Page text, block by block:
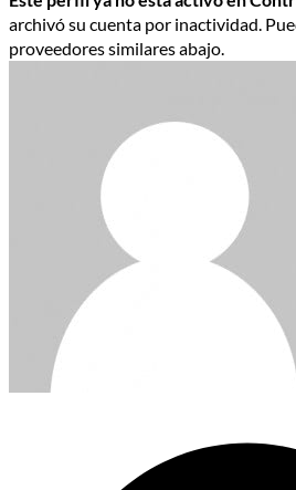
archivó su cuenta por inactividad.
proveedores similares abajo.